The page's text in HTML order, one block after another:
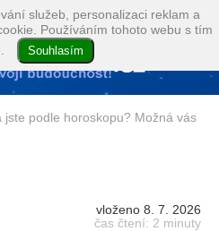
jste podle horoskopu? Možná vás
vloženo 8. 7. 2026
čas čtení: 2 minuty
služeb, personalizaci reklam a
Používáním tohoto webu s tím